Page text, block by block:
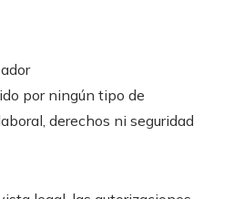
por ningún tipo de
derechos ni seguridad